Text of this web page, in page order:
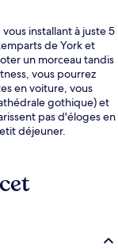
installant à juste 5
de York et
un morceau tandis
vous pourrez
en voiture, vous
gothique) et
pas d'éloges en
déjeuner.